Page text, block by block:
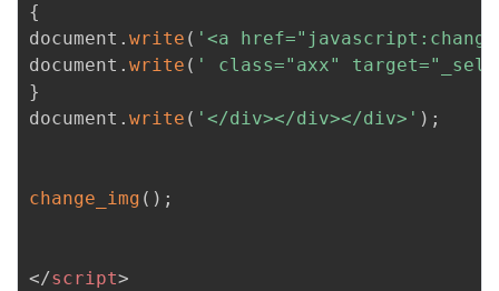
{
document . write ( '<a
document . write ( ' class="axx"
}
document . write ( '</div></div></div>' ) ;
change_img ( ) ;
</script>